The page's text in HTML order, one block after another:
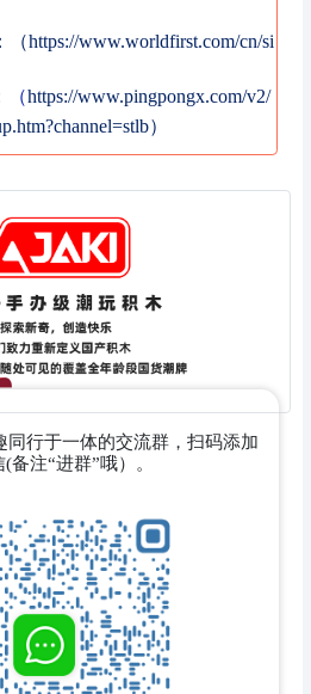
https://www.worldfirst.com/cn/si
（https://www.pingpongx.com/v2/
）
同行于一体的交流群，扫码添加
备注“进群”哦）。